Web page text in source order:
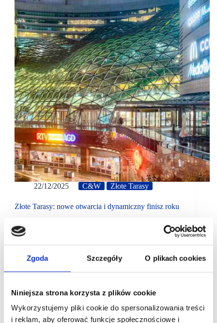
Zgoda Szczegóły O plikach cookies
Niniejsza strona korzysta z plików cookie
Wykorzystujemy pliki cookie do spersonalizowania treści
i reklam, aby oferować funkcje społecznościowe i
22/12/2025 C&W Złote Tarasy
Złote Tarasy: nowe otwarcia i dynamiczny finisz roku
Centrum wzbogaciło ofertę gastronomiczną i